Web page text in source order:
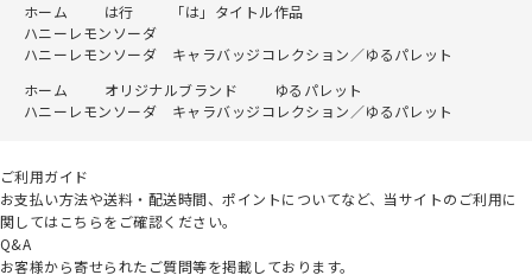
ホーム は行
「は」タイトル作品
ハニーレモンソーダ
ハニーレモンソーダ キャラバッジコレクション／ゆるパレット
ホーム
オリジナルブランド
ゆるパレット
ハニーレモンソーダ キャラバッジコレクション／ゆるパレット
ご利用ガイド
お支払い方法や送料・配送時間、ポイントについてなど、当サイトのご利用に
関してはこちらをご確認ください。
Q&A
お客様から寄せられたご質問等を掲載しております。